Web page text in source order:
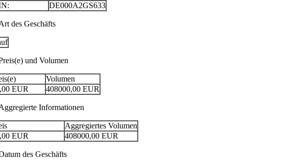
DE000A2GS633
des Geschäfts
und Volumen
Volumen
EUR 408000,00 EUR
Informationen
Aggregiertes Volumen
EUR 408000,00 EUR
des Geschäfts